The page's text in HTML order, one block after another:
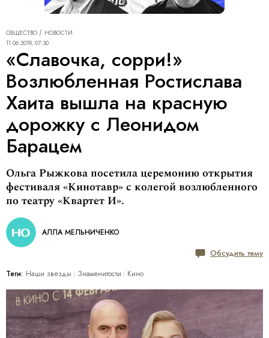
ОБЩЕСТВО
НОВОСТИ
11.06.2019, 07:30
«Славочка, сорри!»
Возлюбленная Ростислава
Хаита вышла на красную
дорожку с Леонидом
Барацем
Ольга Рыжкова посетила церемонию открытия
фестиваля «Кинотавр» с колегой возлюбленного
по театру «Квартет И».
АЛЛА МЕЛЬНИЧЕНКО
Обсудить тему
Теги: Наши звезды Знаменитости Кино